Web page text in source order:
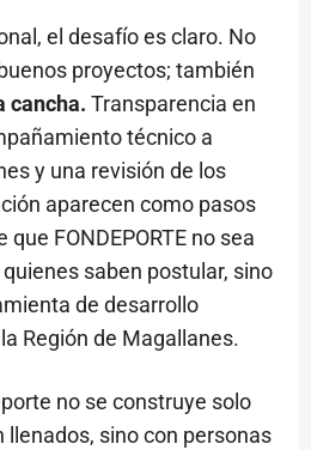
el desafío es claro. No
proyectos; también
cancha. Transparencia en
técnico a
y una revisión de los
aparecen como pasos
FONDEPORTE no sea
saben postular, sino
de desarrollo
Región de Magallanes.
no se construye solo
sino con personas